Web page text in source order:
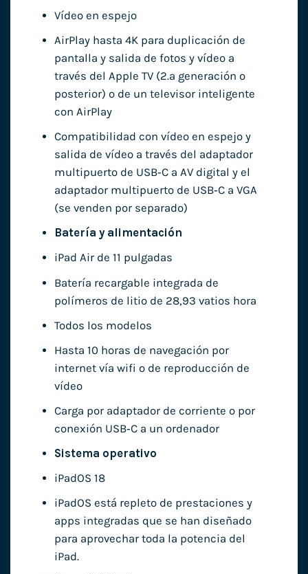
Vídeo en espejo
AirPlay hasta 4K para duplicación de
pantalla y salida de fotos y vídeo a
través del Apple TV (2.ª generación o
posterior) o de un televisor inteligente
con AirPlay
Compatibilidad con vídeo en espejo y
salida de vídeo a través del adaptador
multipuerto de USB‑C a AV digital y el
adaptador multipuerto de USB‑C a VGA
(se venden por separado)
Batería y alimentación
iPad Air de 11 pulgadas
Batería recargable integrada de
polímeros de litio de 28,93 vatios hora
Todos los modelos
Hasta 10 horas de navegación por
internet vía wifi o de reproducción de
vídeo
Carga por adaptador de corriente o por
conexión USB‑C a un ordenador
Sistema operativo
iPadOS 18
iPadOS está repleto de prestaciones y
apps integradas que se han diseñado
para aprovechar toda la potencia del
iPad.